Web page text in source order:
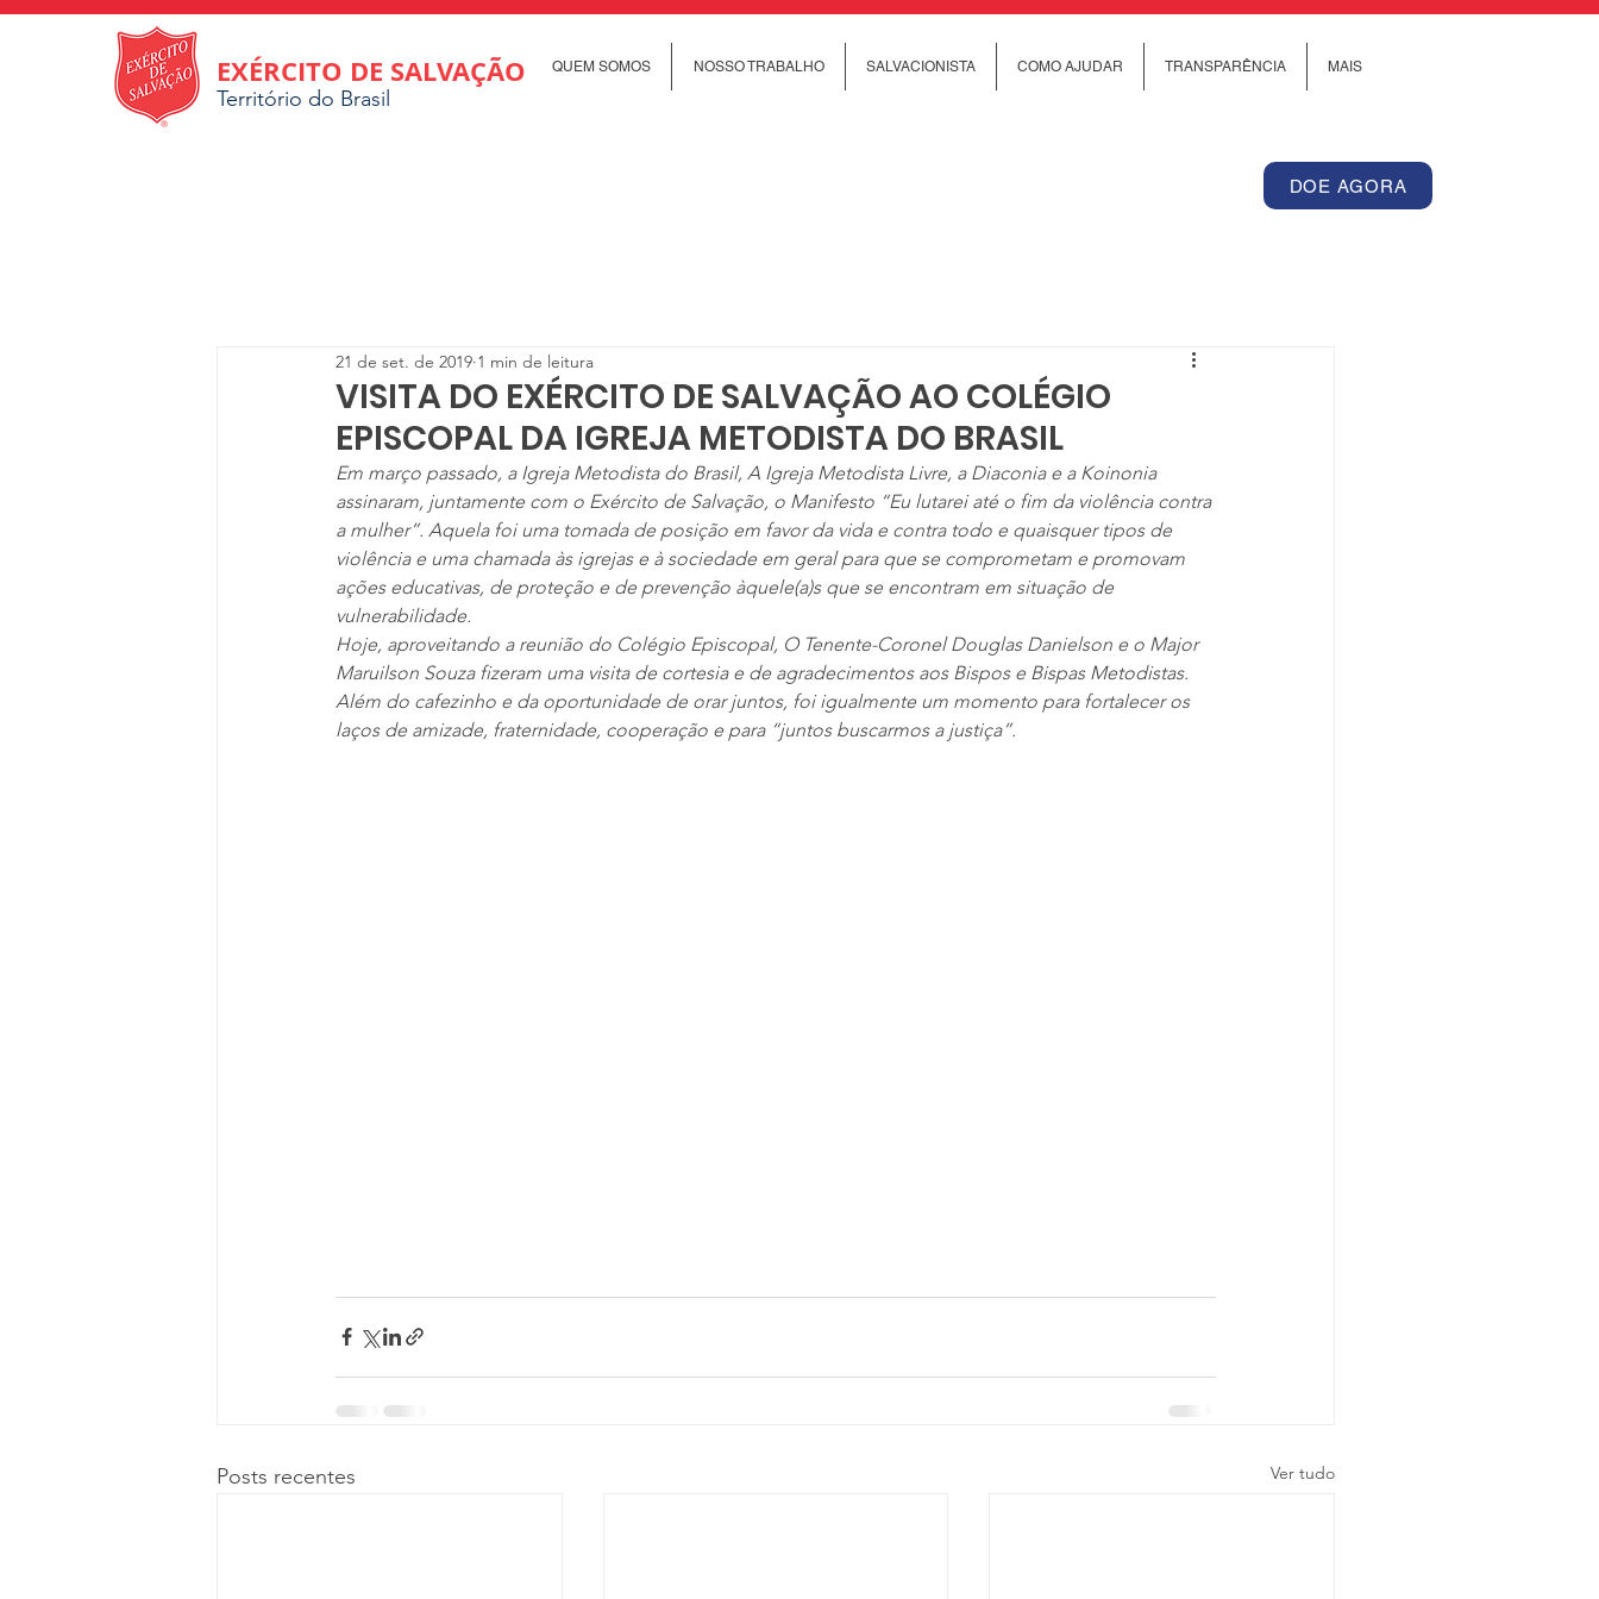
QUEM SOMOS NOSSO TRABALHO SALVACIONISTA COMO AJUDAR TRANSPARÊNCIA MAIS
EXÉRCITO DE SALVAÇÃO
Território do Brasil
DOE AGORA
VISITA DO EXÉRCITO DE SALVAÇÃO AO COLÉGIO
EPISCOPAL DA IGREJA METODISTA DO BRASIL
21 de set. de 2019 1 min de leitura
Em março passado, a Igreja Metodista do Brasil, A Igreja Metodista Livre, a Diaconia e a Koinonia
assinaram, juntamente com o Exército de Salvação, o Manifesto “Eu lutarei até o fim da violência contra
a mulher”. Aquela foi uma tomada de posição em favor da vida e contra todo e quaisquer tipos de
violência e uma chamada às igrejas e à sociedade em geral para que se comprometam e promovam
ações educativas, de proteção e de prevenção àquele(a)s que se encontram em situação de
vulnerabilidade.
Hoje, aproveitando a reunião do Colégio Episcopal, O Tenente-Coronel Douglas Danielson e o Major
Maruilson Souza fizeram uma visita de cortesia e de agradecimentos aos Bispos e Bispas Metodistas.
Além do cafezinho e da oportunidade de orar juntos, foi igualmente um momento para fortalecer os
laços de amizade, fraternidade, cooperação e para “juntos buscarmos a justiça”.
Posts recentes Ver tudo